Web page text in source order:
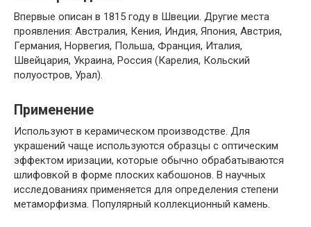
Впервые описан в 1815 году в Швеции. Другие места
проявления: Австралия, Кения, Индия, Япония, Австрия,
Германия, Норвегия, Польша, Франция, Италия,
Швейцария, Украина, Россия (Карелия, Кольский
полуостров, Урал).
Применение
Используют в керамическом производстве. Для
украшений чаще используются образцы с оптическим
эффектом иризации, которые обычно обрабатываются
шлифовкой в форме плоских кабошонов. В научных
исследованиях применяется для определения степени
метаморфизма. Популярный коллекционный камень.